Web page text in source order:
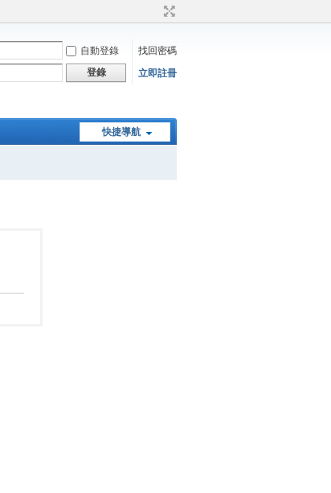
自動登錄
找回密碼
登錄 立即註冊
快捷導航